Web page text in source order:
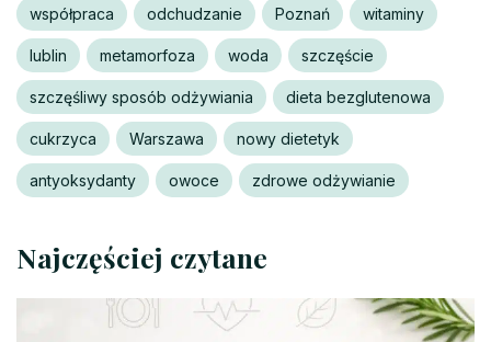
współpraca odchudzanie Poznań witaminy
lublin metamorfoza woda szczęście
szczęśliwy sposób odżywiania dieta bezglutenowa
cukrzyca Warszawa nowy dietetyk
antyoksydanty owoce zdrowe odżywianie
Najczęściej czytane